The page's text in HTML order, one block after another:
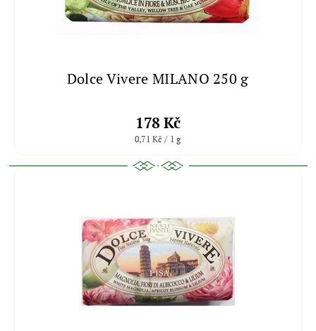
Dolce Vivere MILANO 250 g
178 Kč
0,71 Kč / 1 g